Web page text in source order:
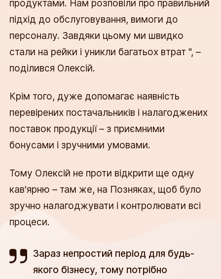
продуктами. Нам розповіли про правильний
підхід до обслуговування, вимоги до
персоналу. Завдяки цьому ми швидко
стали на рейки і уникли багатьох втрат ", –
поділився Олексій.
Крім того, дуже допомагає наявність
перевірених постачальників і налагоджених
поставок продукції – з приємними
бонусами і зручними умовами.
Тому Олексій не проти відкрити ще одну
кав'ярню – там же, на Позняках, щоб було
зручно налагоджувати і контролювати всі
процеси.
Зараз непростий період для будь-
якого бізнесу, тому потрібно